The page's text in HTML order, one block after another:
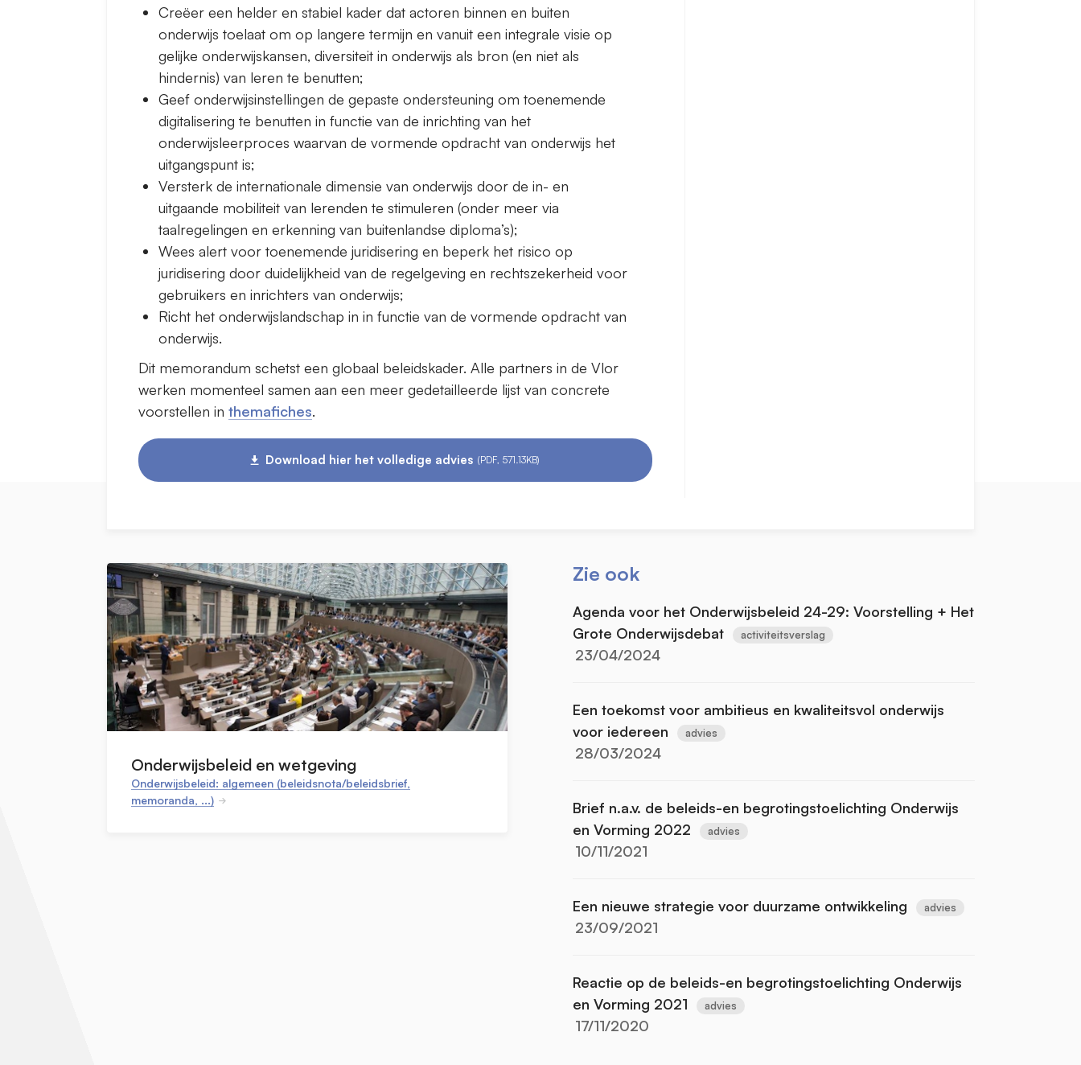
Creëer een helder en stabiel kader dat actoren binnen en buiten
onderwijs toelaat om op langere termijn en vanuit een integrale visie op
gelijke onderwijskansen, diversiteit in onderwijs als bron (en niet als
hindernis) van leren te benutten;
Geef onderwijsinstellingen de gepaste ondersteuning om toenemende
digitalisering te benutten in functie van de inrichting van het
onderwijsleerproces waarvan de vormende opdracht van onderwijs het
uitgangspunt is;
Versterk de internationale dimensie van onderwijs door de in- en
uitgaande mobiliteit van lerenden te stimuleren (onder meer via
taalregelingen en erkenning van buitenlandse diploma’s);
Wees alert voor toenemende juridisering en beperk het risico op
juridisering door duidelijkheid van de regelgeving en rechtszekerheid voor
gebruikers en inrichters van onderwijs;
Richt het onderwijslandschap in in functie van de vormende opdracht van
onderwijs.
Dit memorandum schetst een globaal beleidskader. Alle partners in de Vlor
werken momenteel samen aan een meer gedetailleerde lijst van concrete
voorstellen in themafiches.
Download hier het volledige advies (PDF, 571.13KB)
Onderwijsbeleid en wetgeving
Onderwijsbeleid: algemeen (beleidsnota/beleidsbrief,
memoranda, ...)
Zie ook
Agenda voor het Onderwijsbeleid 24-29: Voorstelling + Het
Grote Onderwijsdebat
activiteitsverslag
23/04/2024
Een toekomst voor ambitieus en kwaliteitsvol onderwijs
voor iedereen
advies
28/03/2024
Brief n.a.v. de beleids-en begrotingstoelichting Onderwijs
en Vorming 2022
advies
10/11/2021
Een nieuwe strategie voor duurzame ontwikkeling advies
23/09/2021
Reactie op de beleids-en begrotingstoelichting Onderwijs
en Vorming 2021
advies
17/11/2020